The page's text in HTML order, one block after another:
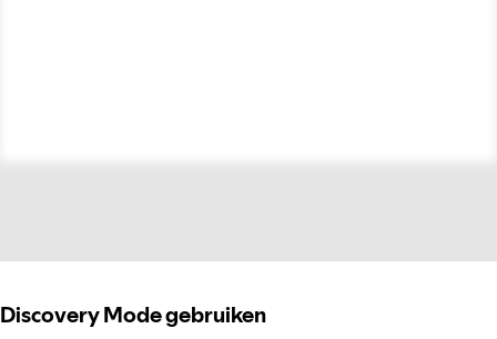
Discovery Mode gebruiken